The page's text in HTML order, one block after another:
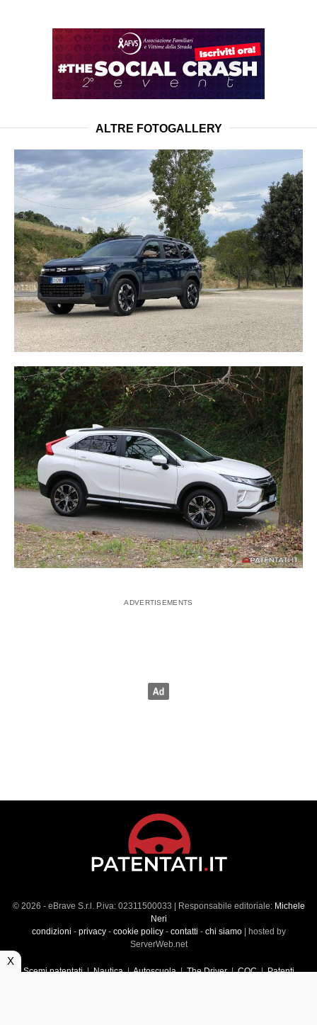
ALTRE FOTOGALLERY
© 2026 - eBrave S.r.l. P.iva: 02311500033 | Responsabile editoriale: Michele
Neri
condizioni - privacy- cookie policy- contatti - chi siamo| hosted by
ServerWeb.net
Scemi patentati|Nautica|Autoscuola|The Driver|CQC|Patenti
X